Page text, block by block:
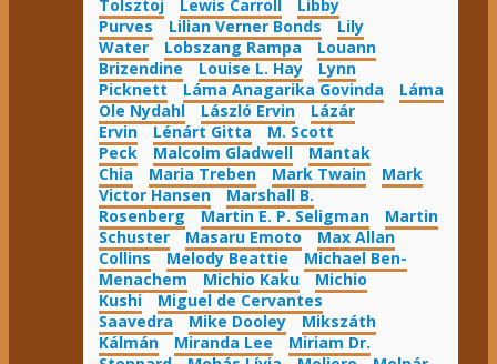
Tolsztoj
Lewis Carroll
Libby
Purves
Lilian Verner Bonds
Lily
Water
Lobszang Rampa
Louann
Brizendine
Louise L. Hay
Lynn
Picknett
Láma Anagarika Govinda
Láma
Ole Nydahl
László Ervin
Lázár
Ervin
Lénárt Gitta
M. Scott
Peck
Malcolm Gladwell
Mantak
Chia
Maria Treben Mark Twain
Mark
Victor Hansen
Marshall B.
Rosenberg
Martin E. P. Seligman
Martin
Schuster
Masaru Emoto
Max Allan
Collins
Melody Beattie
Michael Ben-
Menachem
Michio Kaku
Michio
Kushi
Miguel de Cervantes
Saavedra
Mike Dooley
Mikszáth
Kálmán
Miranda Lee
Miriam Dr.